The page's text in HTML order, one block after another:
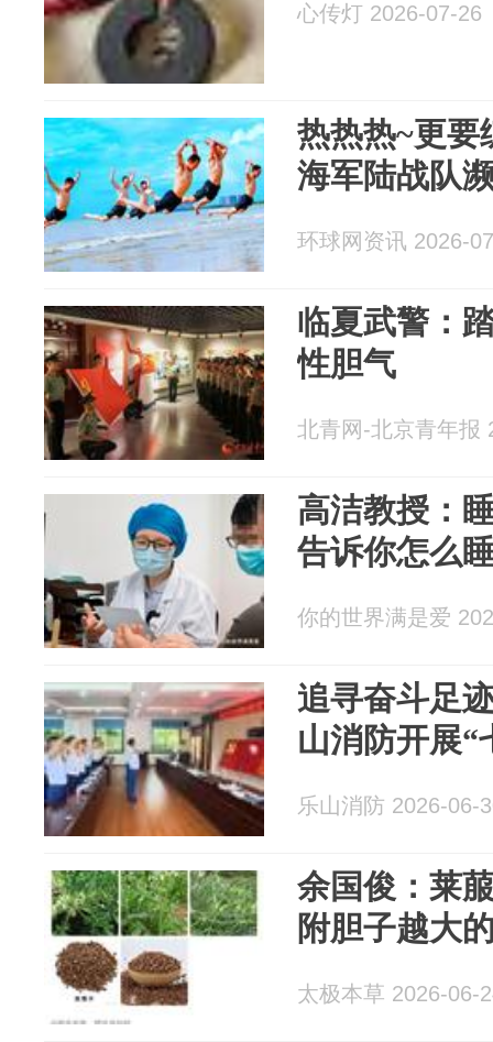
心传灯 2026-07-26
热热热~更要
海军陆战队
环球网资讯 2026-
临夏武警：
性胆气
北青网-北京青年报
高洁教授：
告诉你怎么
你的世界满是爱
追寻奋斗足
山消防开展“
乐山消防 2026-06-
余国俊：莱
附胆子越大
太极本草 2026-06-